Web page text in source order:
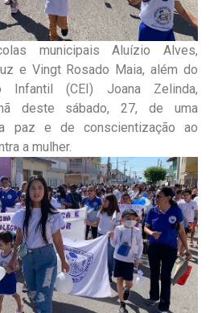
municipais Aluízio Alves,
e Vingt Rosado Maia, além do
Infantil (CEI) Joana Zelinda,
deste sábado, 27, de uma
paz e de conscientização ao
a mulher.